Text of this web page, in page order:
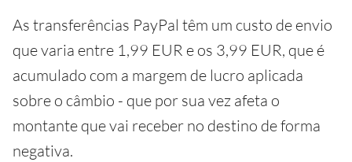
As transferências PayPal têm um custo de envio
que varia entre 1,99 EUR e os 3,99 EUR, que é
acumulado com a margem de lucro aplicada
sobre o câmbio - que por sua vez afeta o
montante que vai receber no destino de forma
negativa.